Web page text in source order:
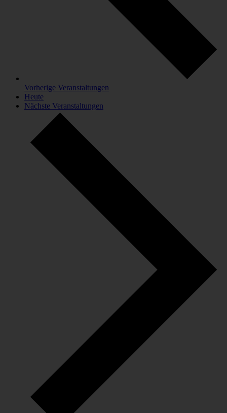
Vorherige Veranstaltungen
Heute
Nächste Veranstaltungen